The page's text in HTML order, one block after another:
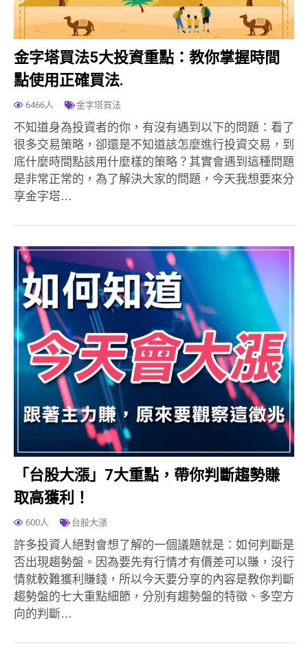
金字塔買法5大投資重點：教你掌握時間
點使用正確買法.
6466人 金字塔買法
不知道身為投資者的你，有沒有遇到以下的問題：看了
很多交易策略，卻還是不知道該怎麼進行投資交易，到
底什麼時間點該用什麼樣的策略？其實會遇到這種問題
是非常正常的，為了解決大家的問題，今天我想要來分
享金字塔…
「台股大漲」7大重點，帶你判斷趨勢賺
取高獲利！
600人 台股大漲
許多投資人絕對會想了解的一個議題就是：如何判斷是
否出現趨勢盤。因為要先有行情才有價差可以賺，沒行
情就較難獲利賺錢，所以今天要分享的內容是教你判斷
趨勢盤的七大重點細節，分別有趨勢盤的特徵、多空方
向的判斷…